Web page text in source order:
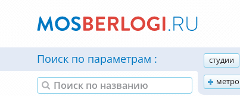
Поиск по параметрам студии
метро